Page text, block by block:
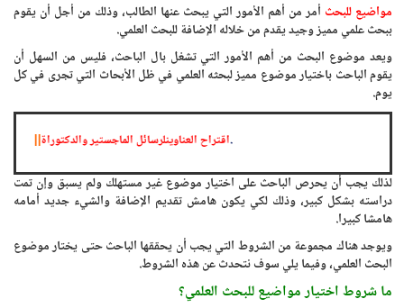
مواضيع للبحث أمر من أهم الأمور التي يبحث عنها الطالب، وذلك من أجل أن يقوم
ببحث علمي مميز وجيد يقدم من خلاله الإضافة للبحث العلمي.
ويعد موضوع البحث من أهم الأمور التي تشغل بال الباحث، فليس من السهل أن
يقوم الباحث باختيار موضوع مميز لبحثه العلمي في ظل الأبحاث التي تجرى في كل
يوم.
.اقتراح العناوينلرسائل الماجستير
لذلك يجب أن يحرص الباحث على اختيار موضوع غير مستهلك ولم يسبق وإن تمت
دراسته بشكل كبير، وذلك لكي يكون هامش تقديم الإضافة والشيء جديد أمامه
هامشا كبيرا.
ويوجد هناك مجموعة من الشروط التي يجب أن يحققها الباحث حتى يختار موضوع
البحث العلمي، وفيما يلي سوف نتحدث عن هذه الشروط.
ما شروط اختيار مواضيع للبحث العلمي؟